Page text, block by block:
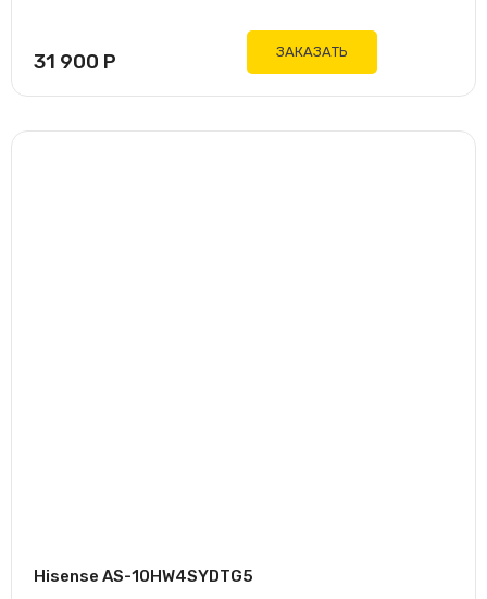
31 900 Р ЗАКАЗАТЬ
Hisense AS-10HW4SYDTG5